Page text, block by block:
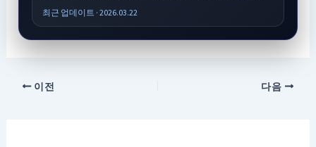
최근 업데이트 · 2026.03.22
이전 다음